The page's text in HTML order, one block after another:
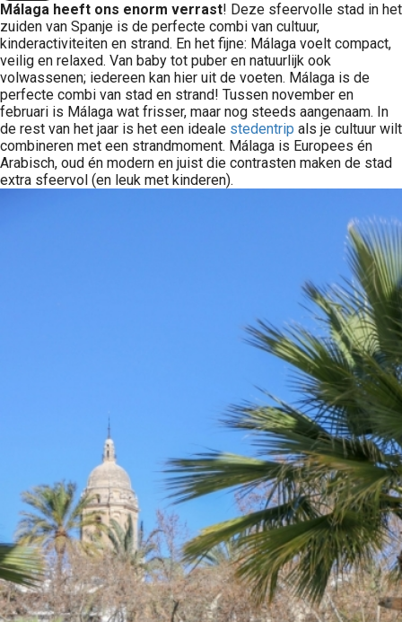
Málaga heeft ons enorm verrast! Deze sfeervolle stad in het
zuiden van Spanje is de perfecte combi van cultuur,
kinderactiviteiten en strand. En het fijne: Málaga voelt compact,
veilig en relaxed. Van baby tot puber en natuurlijk ook
volwassenen; iedereen kan hier uit de voeten. Málaga is de
perfecte combi van stad en strand! Tussen november en
februari is Málaga wat frisser, maar nog steeds aangenaam. In
de rest van het jaar is het een ideale stedentrip als je cultuur wilt
combineren met een strandmoment. Málaga is Europees én
Arabisch, oud én modern en juist die contrasten maken de stad
extra sfeervol (en leuk met kinderen).